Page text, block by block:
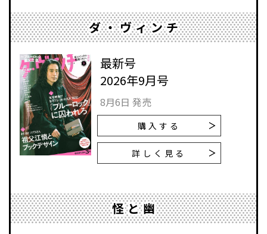
ダ・ヴィンチ
最新号
2026年9月号
8月6日 発売
購入する
詳しく見る
怪と幽